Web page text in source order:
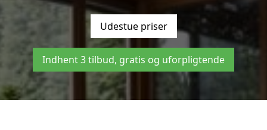
Udestue priser
Indhent 3 tilbud, gratis og uforpligtende